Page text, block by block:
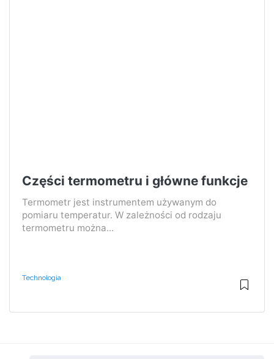
Części termometru i główne funkcje
Termometr jest instrumentem używanym do
pomiaru temperatur. W zależności od rodzaju
termometru można...
Technologia